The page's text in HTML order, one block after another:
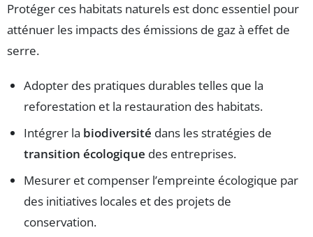
Protéger ces habitats naturels est donc essentiel pour
atténuer les impacts des émissions de gaz à effet de
serre.
Adopter des pratiques durables telles que la
reforestation et la restauration des habitats.
Intégrer la biodiversité dans les stratégies de
transition écologique des entreprises.
Mesurer et compenser l’empreinte écologique par
des initiatives locales et des projets de
conservation.